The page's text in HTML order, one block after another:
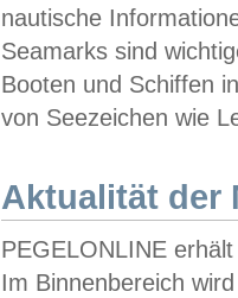
nautische
Seamarks sind
Booten und Schiffen
von Seezeichen wie
Aktualität der
PEGELONLINE
Im Binnenbereich